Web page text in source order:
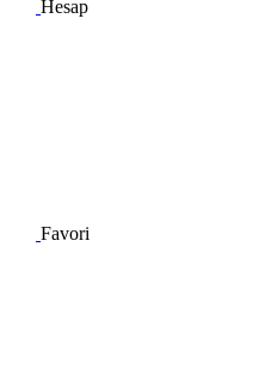
Hesap
Favori